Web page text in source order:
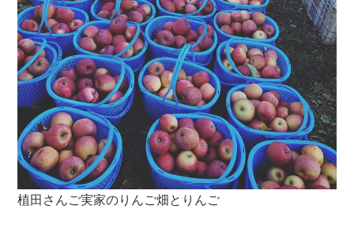
植田さんご実家のりんご畑とりんご